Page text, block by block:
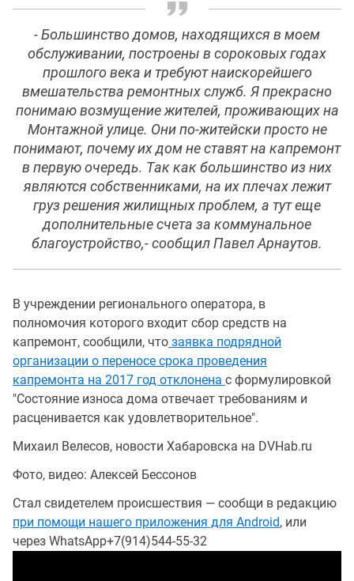
- Большинство домов, находящихся в моем
обслуживании, построены в сороковых годах
прошлого века и требуют наискорейшего
вмешательства ремонтных служб. Я прекрасно
понимаю возмущение жителей, проживающих на
Монтажной улице. Они по-житейски просто не
понимают, почему их дом не ставят на капремонт
в первую очередь. Так как большинство из них
являются собственниками, на их плечах лежит
груз решения жилищных проблем, а тут еще
дополнительные счета за коммунальное
благоустройство,- сообщил Павел Арнаутов.
В учреждении регионального оператора, в
полномочия которого входит сбор средств на
капремонт, сообщили, что заявка подрядной
организации о переносе срока проведения
капремонта на 2017 год отклонена с формулировкой
"Состояние износа дома отвечает требованиям и
расценивается как удовлетворительное".
Михаил Велесов, новости Хабаровска на DVHab.ru
Фото, видео: Алексей Бессонов
Стал свидетелем происшествия — сообщи в редакцию
при помощи нашего приложения для Android, или
через WhatsApp+7(914)544-55-32